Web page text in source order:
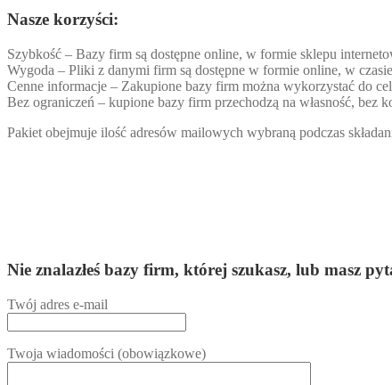
Nasze korzyści:
Szybkość – Bazy firm są dostępne online, w formie sklepu
Wygoda – Pliki z danymi firm są dostępne w formie online, w
Cenne informacje – Zakupione bazy firm można wykorzystać do
Bez ograniczeń – kupione bazy firm przechodzą na własność, bez
Pakiet obejmuje ilość adresów mailowych wybraną podczas
Nie znalazłeś bazy firm, której szukasz, lub masz
Twój adres e-mail
Twoja wiadomości (obowiązkowe)